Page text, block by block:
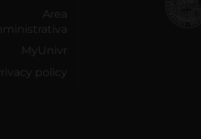
Area
MyUnivr
policy